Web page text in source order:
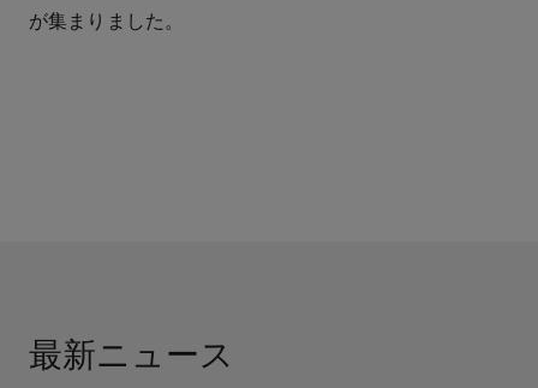
が集まりました。
最新ニュース